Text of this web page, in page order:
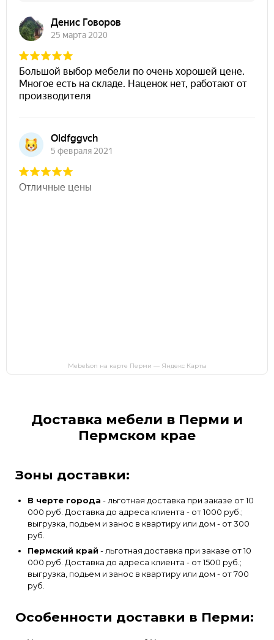
Mebelson на карте Перми — Яндекс Карты
Доставка мебели в Перми и
Пермском крае
Зоны доставки:
В черте города - льготная доставка при заказе от 10
000 руб. Доставка до адреса клиента - от 1000 руб.;
выгрузка, подьем и занос в квартиру или дом - от 300
руб.
Пермский край - льготная доставка при заказе от 10
000 руб. Доставка до адреса клиента - от 1500 руб.;
выгрузка, подьем и занос в квартиру или дом - от 700
руб.
Особенности доставки в Перми: